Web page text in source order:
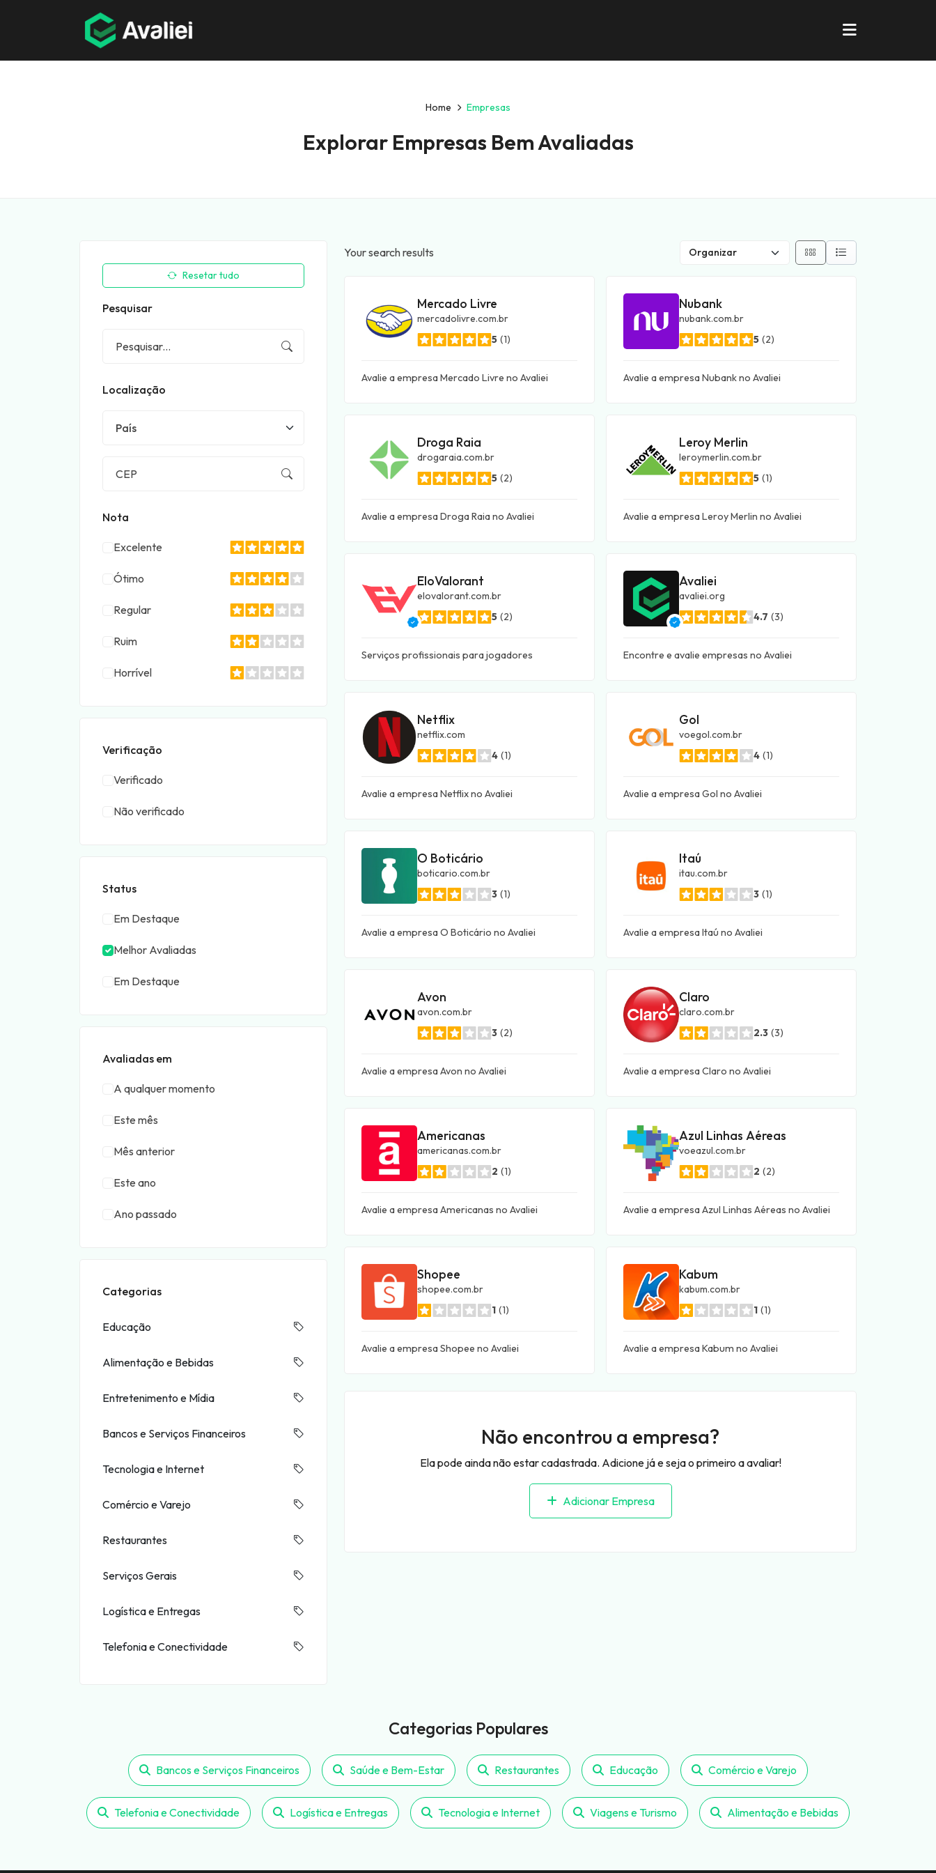
Home Empresas
Explorar Empresas Bem Avaliadas
Resetar tudo
Pesquisar
Localização
País
Nota
Excelente
Ótimo
Regular
Ruim
Horrível
Verificação
Verificado
Não verificado
Status
Em Destaque
Melhor Avaliadas
Em Destaque
Avaliadas em
A qualquer momento
Este mês
Mês anterior
Este ano
Ano passado
Categorias
Educação
Alimentação e Bebidas
Entretenimento e Mídia
Bancos e Serviços Financeiros
Tecnologia e Internet
Comércio e Varejo
Restaurantes
Serviços Gerais
Logística e Entregas
Telefonia e Conectividade
Your search results
Mercado Livre
mercadolivre.com.br
5 (1)
Avalie a empresa Mercado Livre no Avaliei
Nubank
nubank.com.br
5 (2)
Avalie a empresa Nubank no Avaliei
Droga Raia
drogaraia.com.br
5 (2)
Avalie a empresa Droga Raia no Avaliei
Leroy Merlin
leroymerlin.com.br
5 (1)
Avalie a empresa Leroy Merlin no Avaliei
EloValorant
elovalorant.com.br
5 (2)
Serviços profissionais para jogadores
Avaliei
avaliei.org
4.7 (3)
Encontre e avalie empresas no Avaliei
Netflix
netflix.com
4 (1)
Avalie a empresa Netflix no Avaliei
Gol
voegol.com.br
4 (1)
Avalie a empresa Gol no Avaliei
O Boticário
boticario.com.br
3 (1)
Avalie a empresa O Boticário no Avaliei
Itaú
itau.com.br
3 (1)
Avalie a empresa Itaú no Avaliei
Avon
avon.com.br
3 (2)
Avalie a empresa Avon no Avaliei
Claro
claro.com.br
2.3 (3)
Avalie a empresa Claro no Avaliei
Americanas
americanas.com.br
2 (1)
Avalie a empresa Americanas no Avaliei
Azul Linhas Aéreas
voeazul.com.br
2 (2)
Avalie a empresa Azul Linhas Aéreas no Avaliei
Shopee
shopee.com.br
1 (1)
Avalie a empresa Shopee no Avaliei
Kabum
kabum.com.br
1 (1)
Avalie a empresa Kabum no Avaliei
Não encontrou a empresa?
Ela pode ainda não estar cadastrada. Adicione já e seja o primeiro a avaliar!
Adicionar Empresa
Categorias Populares
Bancos e Serviços Financeiros Saúde e Bem-Estar Restaurantes Educação Comércio e Varejo
Telefonia e Conectividade Logística e Entregas Tecnologia e Internet Viagens e Turismo Alimentação e Bebidas